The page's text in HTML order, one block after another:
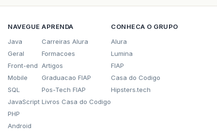
NAVEGUE
Java
Geral
Front-end
Mobile
SQL
JavaScript
PHP
Android
APRENDA
Carreiras Alura
Formacoes
Artigos
Graduacao FIAP
Pos-Tech FIAP
Livros Casa do Codigo
CONHECA O GRUPO
Alura
Lumina
FIAP
Casa do Codigo
Hipsters.tech